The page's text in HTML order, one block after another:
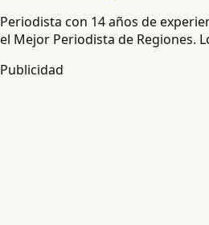
Periodista con 14 años de
el Mejor Periodista de Regiones.
Publicidad